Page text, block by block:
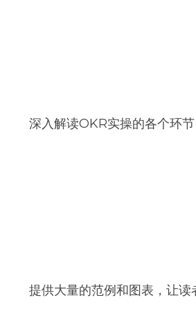
深入解读OKR实操的各个环
提供大量的范例和图表，让读